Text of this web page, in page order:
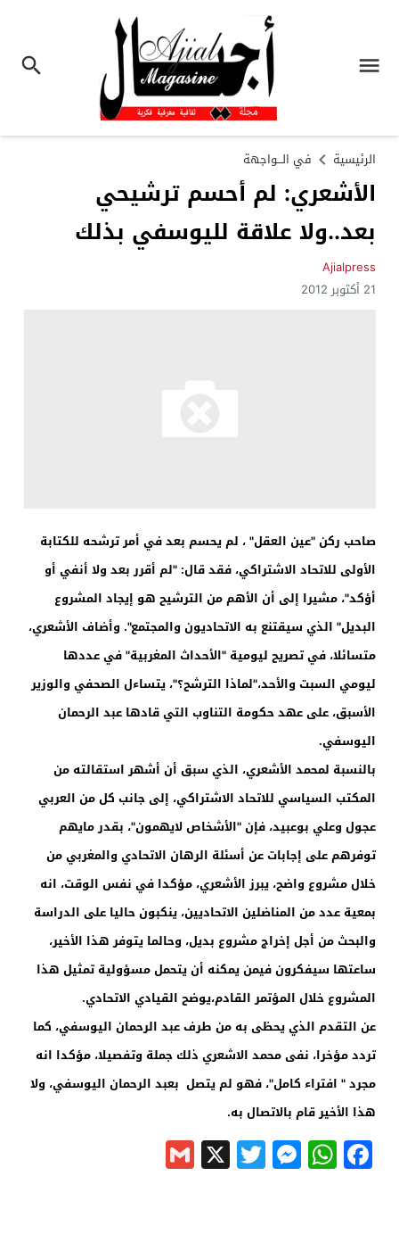
الرئيسية في الـــواجهة
الأشعري: لم أحسم ترشيحي
بعد..ولا علاقة لليوسفي بذلك
Ajialpress
21 أكتوبر 2012
صاحب ركن "عين العقل" ، لم يحسم بعد في أمر ترشحه للكتابة
الأولى للاتحاد الاشتراكي، فقد قال: "لم أقرر بعد ولا أنفي أو
أؤكد"، مشيرا إلى أن الأهم من الترشيح هو إيجاد المشروع
البديل" الذي سيقتنع به الاتحاديون والمجتمع". وأضاف الأشعري،
متسائلا، في تصريح ليومية "الأحداث المغربية" في عددها
ليومي السبت والأحد،"لماذا الترشح؟"، يتساءل الصحفي والوزير
الأسبق، على عهد حكومة التناوب التي قادها عبد الرحمان
اليوسفي.
بالنسبة لمحمد الأشعري، الذي سبق أن أشهر استقالته من
المكتب السياسي للاتحاد الاشتراكي، إلى جانب كل من العربي
عجول وعلي بوعبيد، فإن "الأشخاص لايهمون"، بقدر مايهم
توفرهم على إجابات عن أسئلة الرهان الاتحادي والمغربي من
خلال مشروع واضح، يبرز الأشعري، مؤكدا في نفس الوقت، انه
بمعية عدد من المناضلين الاتحاديين، ينكبون حاليا على الدراسة
والبحث من أجل إخراج مشروع بديل، وحالما يتوفر هذا الأخير،
ساعتها سيفكرون فيمن يمكنه أن يتحمل مسؤولية تمثيل هذا
المشروع خلال المؤتمر القادم،يوضح القيادي الاتحادي.
عن التقدم الذي يحظى به من طرف عبد الرحمان اليوسفي، كما
تردد مؤخرا، نفى محمد الاشعري ذلك جملة وتفصيلا، مؤكدا انه
مجرد " افتراء كامل"، فهو لم يتصل بعبد الرحمان اليوسفي، ولا
هذا الأخير قام بالاتصال به.
Facebook
WhatsApp
Messenger
Twitter
X